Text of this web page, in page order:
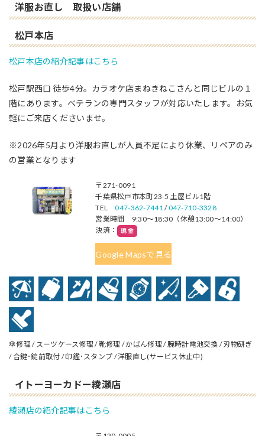
洋服お直し 取扱い店舗
松戸本店
松戸本店の紹介記事はこちら
松戸駅西口 徒歩4分。カラオケ店まねきねこさんと同じビルの１
階にあります。ベテランの専門スタッフが対応いたします。お気
軽にご来店くださいませ。
※2026年5月より洋服お直しが人員不足により休業、リペアのみ
の営業となります
〒271-0091
千葉県松戸市本町23-5 土屋ビル1階
TEL047-362-7441/047-710-3328
営業時間 9:30～18:30（休憩13:00～14:00）
決済：
Google Mapsで見る
傘修理 / スーツケース修理 / 靴修理 / かばん修理 / 腕時計電池交換 / 刃物研ぎ
/ 合鍵･錠前取付 / 印鑑･スタンプ / 洋服直し(サービス休止中)
イトーヨーカドー綾瀬店
綾瀬店の紹介記事はこちら